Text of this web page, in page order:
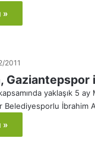
»
2011
Gaziantepspor
yaklaşık 5
Belediyesporlu İbrahim
»